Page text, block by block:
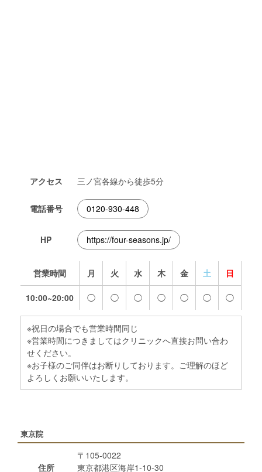
アクセス 三ノ宮各線から徒歩5分
電話番号 0120-930-448
HP https://four-seasons.jp/
営業時間 月 火 水 木 金 土 日
10:00~20:00 ◯ ◯ ◯ ◯ ◯ ◯ ◯
※祝日の場合でも営業時間同じ
※営業時間につきましてはクリニックへ直接お問い合わ
せください。
※お子様のご同伴はお断りしております。ご理解のほど
よろしくお願いいたします。
東京院
住所
〒105-0022
東京都港区海岸1-10-30